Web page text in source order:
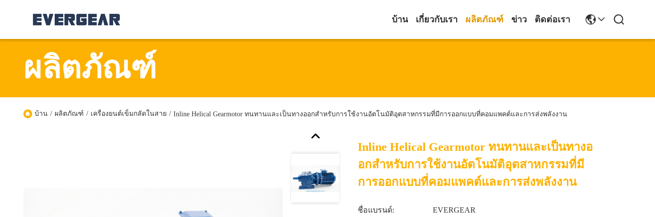
บ้าน เกี่ยวกับเรา ผลิตภัณฑ์ ข่าว ติดต่อเรา
ผลิตภัณฑ์
บ้าน / ผลิตภัณฑ์ / เครื่องยนต์เข็มกลัดในสาย / Inline Helical Gearmotor ทนทานและเป็นทางออกสําหรับการใช้งานอัตโนมัติอุตสาหกรรมที่มีการออกแบบที่คอมแพคต์และการส่งพลังงาน
Inline Helical Gearmotor ทนทานและเป็นทางอ
อกสําหรับการใช้งานอัตโนมัติอุตสาหกรรมที่มี
การออกแบบที่คอมแพคต์และการส่งพลังงาน
ชื่อแบรนด์: EVERGEAR